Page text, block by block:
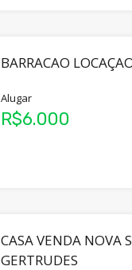
BARRACAO
Alugar
R$6.000
CASA VENDA NOVA
GERTRUDES